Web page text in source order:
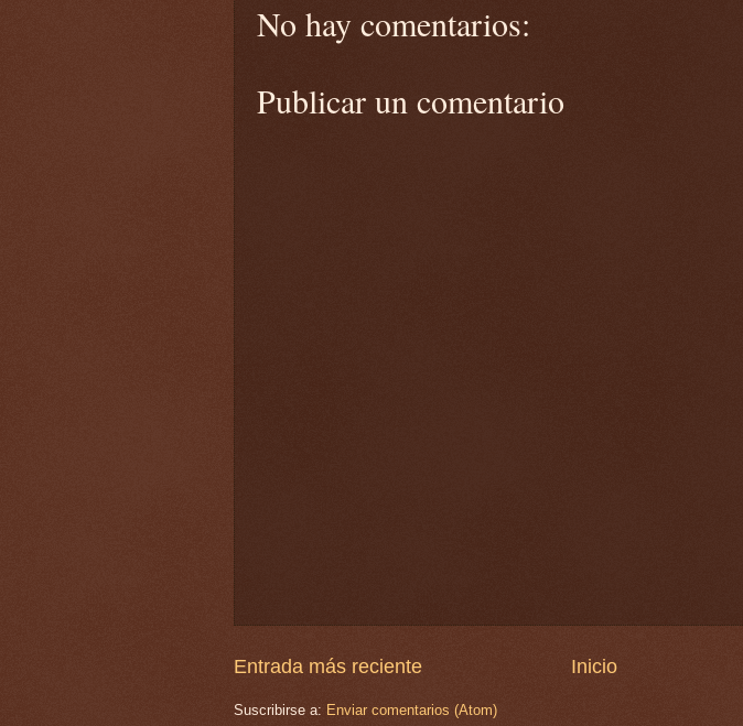
No hay comentarios:
Publicar un comentario
Entrada más reciente Inicio
Suscribirse a: Enviar comentarios (Atom)